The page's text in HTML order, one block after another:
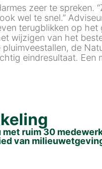
zeer te
wel te snel.”
terugblikken op
wijzigen van het
de
eindresultaat. Een
ruim 30
van